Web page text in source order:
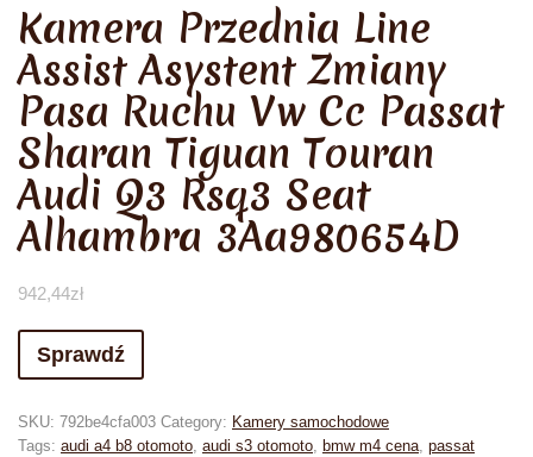
Kamera Przednia Line
Assist Asystent Zmiany
Pasa Ruchu Vw Cc Passat
Sharan Tiguan Touran
Audi Q3 Rsq3 Seat
Alhambra 3Aa980654D
942,44zł
Sprawdź
SKU: 792be4cfa003 Category: Kamery samochodowe
Tags: audi a4 b8 otomoto, audi s3 otomoto, bmw m4 cena, passat